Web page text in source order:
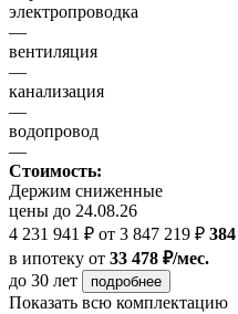
электропроводка
—
вентиляция
—
канализация
—
водопровод
—
Стоимость:
Держим сниженные
цены до 24.08.26
4 231 941 ₽ от 3 847 219 ₽
в ипотеку от 33 478 ₽/мес.
до 30 лет
подробнее
Показать всю комплектацию